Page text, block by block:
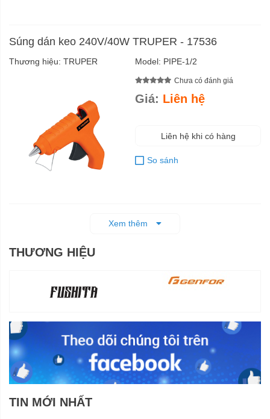
Súng dán keo 240V/40W TRUPER - 17536
Thương hiệu: TRUPER Model: PIPE-1/2
Chưa có đánh giá
Giá: Liên hệ
Liên hệ khi có hàng
So sánh
Xem thêm
THƯƠNG HIỆU
TIN MỚI NHẤT